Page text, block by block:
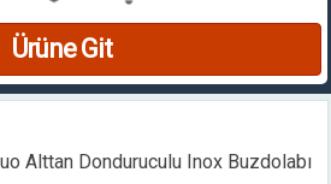
Ürüne Git
Alttan Donduruculu Inox Buzdolabı